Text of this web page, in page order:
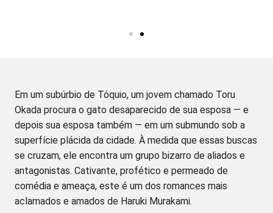
Em um subúrbio de Tóquio, um jovem chamado Toru
Okada procura o gato desaparecido de sua esposa — e
depois sua esposa também — em um submundo sob a
superfície plácida da cidade. À medida que essas buscas
se cruzam, ele encontra um grupo bizarro de aliados e
antagonistas. Cativante, profético e permeado de
comédia e ameaça, este é um dos romances mais
aclamados e amados de Haruki Murakami.